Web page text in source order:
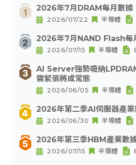
2026年7月DRAM每月數據
2026/07/22 半導體
2026年7月NAND Flash每
2026/07/15 半導體
AI Server強勢吸納
需緊張將成常態
2026/06/05 半導體
2026年第二季AI伺服器產業
2026/06/30 半導體
2026年第三季HBM產業數
2026/07/15 半導體